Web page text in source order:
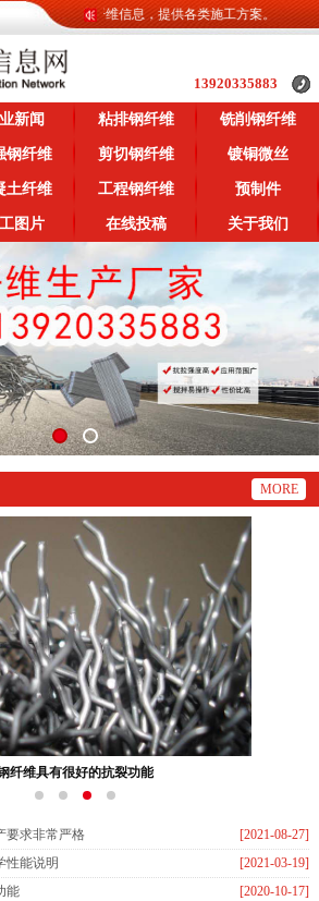
提供各类钢纤维信息，提供各类施工方案。
13920335883
新闻 粘排钢纤维 铣削钢纤维
钢纤维 剪切钢纤维 镀铜微丝
土纤维 工程钢纤维 预制件
图片 在线投稿 关于我们
MORE
纤维具有很好的抗裂功能
[2021-08-27]
要求非常严格
[2021-03-19]
性能说明
[2020-10-17]
能